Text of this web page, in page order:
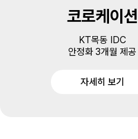
코로케이션
KT목동 IDC
안정화 3개월 제공
자세히 보기